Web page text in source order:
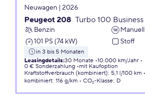
Neuwagen | 2026
Peugeot 208 Turbo 100 Business
Benzin
Manuell
101 PS (74 kW)
Stoff
in 3 bis 5 Monaten
Leasingdetails:30 Monate 10.000 km/Jahr
0 € Sonderzahlung
mit Kaufoption
Kraftstoffverbrauch (kombiniert): 5,1 l/100 km
kombiniert: 116 g/km CO₂-Klasse: D